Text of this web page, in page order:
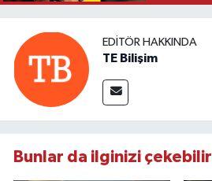
EDITÖR HAKKINDA
TE Bilişim
Bunlar da ilginizi çekebilir